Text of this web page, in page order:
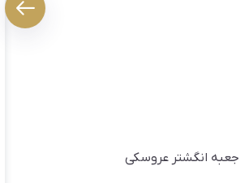
جعبه انگشتر عروسکی